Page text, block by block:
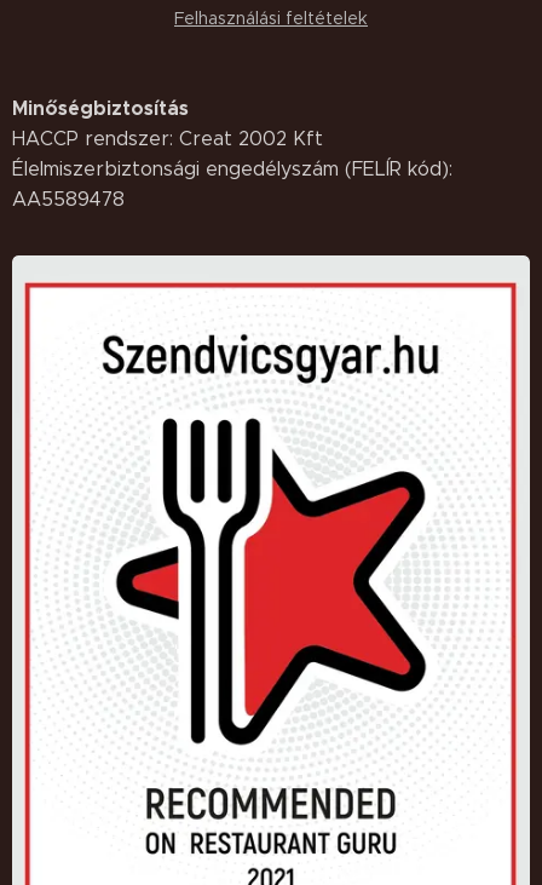
Felhasználási feltételek
Minőségbiztosítás
HACCP rendszer: Creat 2002 Kft
Élelmiszerbiztonsági engedélyszám (FELÍR kód):
AA5589478